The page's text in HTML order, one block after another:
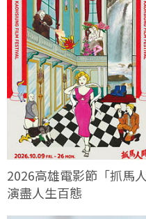
2026高雄電影節「抓馬
演盡人生百態